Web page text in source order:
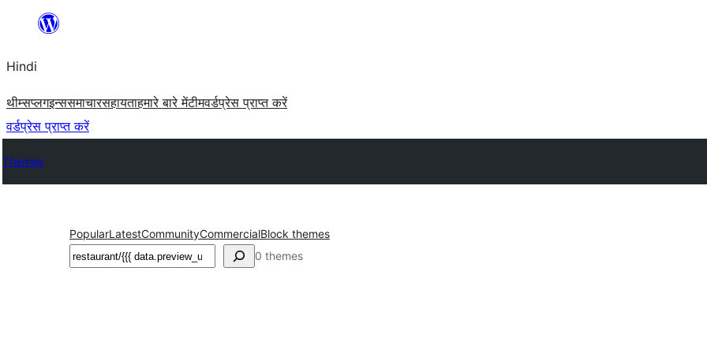
सामग्री
जाएं
Hindi
थीम्सप्लगइन्ससमाचारसहायताहमारे बारे मेंटीमवर्डप्रेस प्राप्त करें
वर्डप्रेस प्राप्त करें
Themes
PopularLatestCommunityCommercialBlock themes
खोजें 0 themes